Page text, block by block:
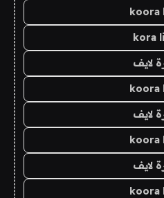
koora
kora
لايف
koora
لايف
koora
لايف
koora